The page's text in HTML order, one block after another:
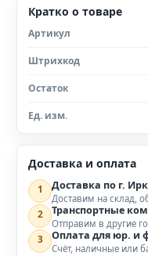
Кратко о товаре
Артикул
Штрихкод
Остаток
Ед. изм.
Доставка и оплата
1 Доставка по г.
Доставим на склад,
2 Транспортные
Отправим в другие
3 Оплата для юр. и
Счёт, наличные или